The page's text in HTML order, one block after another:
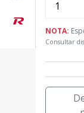
NOTA:
Consultar